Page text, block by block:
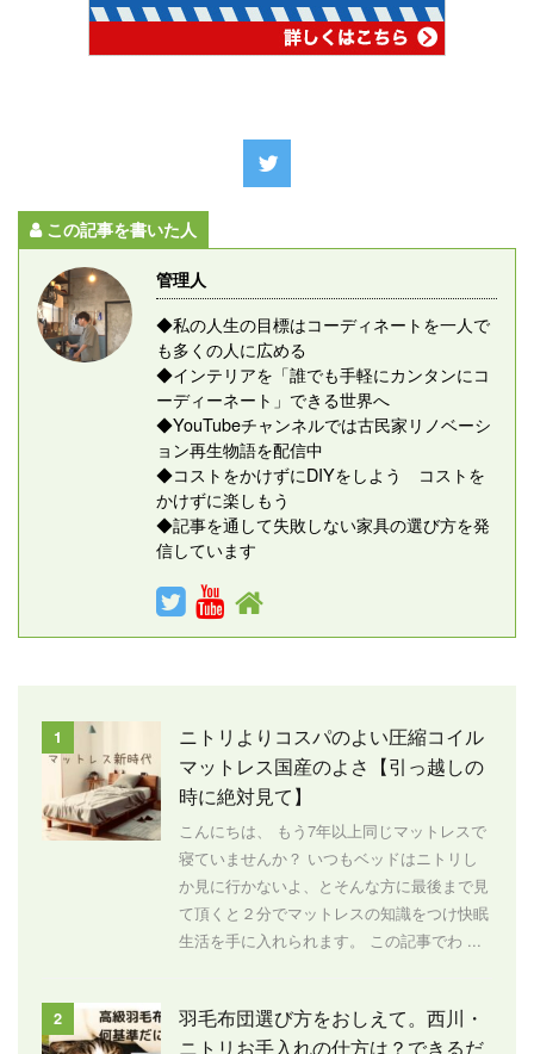
この記事を書いた人
管理人
◆私の人生の目標はコーディネートを一人で
も多くの人に広める
◆インテリアを「誰でも手軽にカンタンにコ
ーディーネート」できる世界へ
◆YouTubeチャンネルでは古民家リノベーシ
ョン再生物語を配信中
◆コストをかけずにDIYをしよう コストを
かけずに楽しもう
◆記事を通して失敗しない家具の選び方を発
信しています
1
ニトリよりコスパのよい圧縮コイル
マットレス国産のよさ【引っ越しの
時に絶対見て】
こんにちは、 もう7年以上同じマットレスで
寝ていませんか？ いつもベッドはニトリし
か見に行かないよ、とそんな方に最後まで見
て頂くと２分でマットレスの知識をつけ快眠
生活を手に入れられます。 この記事でわ ...
2
羽毛布団選び方をおしえて。西川・
ニトリお手入れの仕方は？できるだ